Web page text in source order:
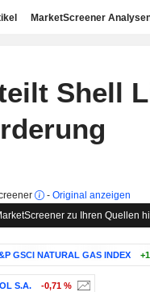
MarketScreener
Shell
- Original anzeigen
zu Ihren Quellen
GSCI NATURAL GAS INDEX
S.A. -0,71 %